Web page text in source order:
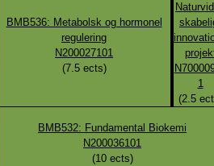
BMB536: Metabolsk og hormonel
regulering
N200027101
(7.5ects)
1
(2.5
BMB532: Fundamental Biokemi
N200036101
(10ects)